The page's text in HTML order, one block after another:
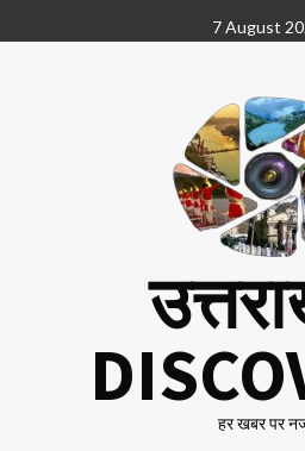
to
7 August
हर खबर पर